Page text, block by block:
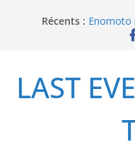
Récents : Enomoto
QUEEN
I’m not in
LAST